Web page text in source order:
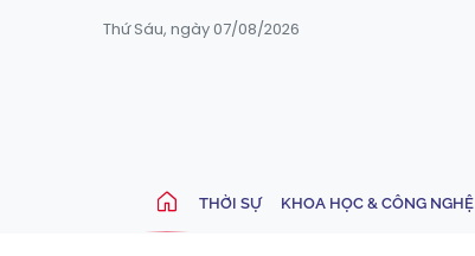
Thứ Sáu, ngày 07/08/2026
THỜI SỰ KHOA HỌC & CÔNG NGHỆ